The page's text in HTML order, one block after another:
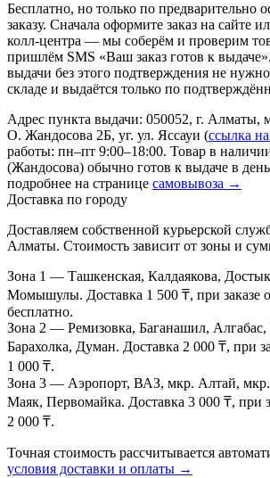
Бесплатно, но только по предварительно
заказу. Сначала оформите заказ на сайте
колл-центра — мы соберём и проверим
пришлём SMS «Ваш заказ готов к
выдачи без этого подтверждения не
складе и выдаётся только по
Адрес пункта выдачи: 050052, г. Алматы,
О. Жандосова 2Б, уг. ул. Яссауи (ссылка
работы: пн–пт 9:00–18:00. Товар в
(Жандосова) обычно готов к выдаче в
подробнее на странице самовывоза →
Доставка по городу
Доставляем собственной курьерской
Алматы. Стоимость зависит от зоны и
Зона 1 — Ташкенская, Калдаякова,
Момышулы. Доставка 1 500 ₸, при заказе
бесплатно.
Зона 2 — Ремизовка, Баганашил,
Барахолка, Думан. Доставка 2 000 ₸, при
1 000 ₸.
Зона 3 — Аэропорт, ВАЗ, мкр. Алтай,
Маяк, Первомайка. Доставка 3 000 ₸, при
2 000 ₸.
Точная стоимость рассчитывается
условия доставки и оплаты →